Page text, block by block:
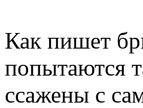
Как пишет
попытаются
ссажены с